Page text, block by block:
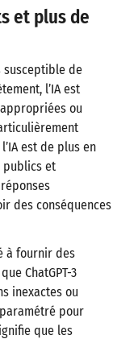
et plus de
susceptible de
l’IA est
ou
est de plus en
publics et
des conséquences
à fournir des
ChatGPT-3
inexactes ou
pour
que les